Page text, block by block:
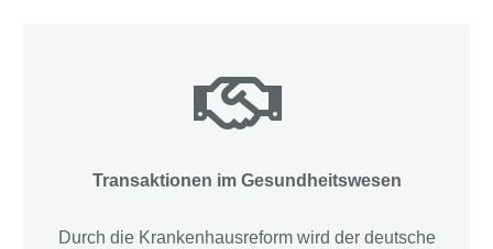
Transaktionen im Gesundheitswesen
Durch die Krankenhausreform wird der deutsche